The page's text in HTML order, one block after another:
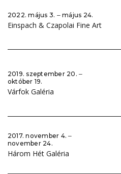
2022. május 3. ‒ május 24.
Einspach & Czapolai Fine Art
2019. szeptember 20. ‒
október 19.
Várfok Galéria
2017. november 4. ‒
november 24.
Három Hét Galéria